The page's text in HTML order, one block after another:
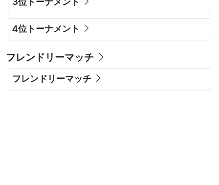
4位トーナメント
フレンドリーマッチ
フレンドリーマッチ